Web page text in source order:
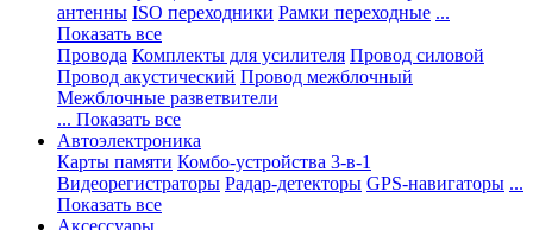
антенны ISO переходники Рамки переходные ...
Показать все
Провода Комплекты для усилителя Провод силовой
Провод акустический Провод межблочный
Межблочные разветвители
... Показать все
Автоэлектроника
Карты памяти Комбо-устройства 3-в-1
Видеорегистраторы Радар-детекторы GPS-навигаторы ...
Показать все
Аксессуары